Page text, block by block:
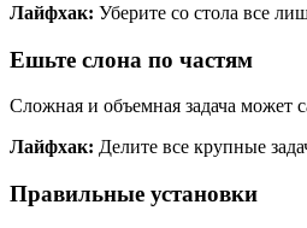
Лайфхак: Уберите со стола все
Ешьте слона по частям
Сложная и объемная задача может
Лайфхак: Делите все крупные
Правильные установки